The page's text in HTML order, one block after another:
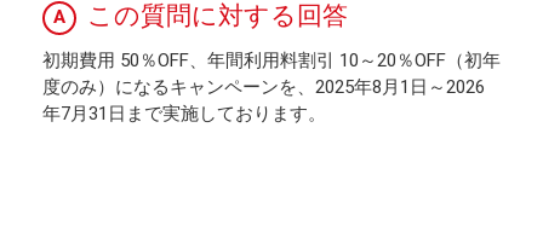
A この質問に対する回答
初期費用 50％OFF、年間利用料割引 10～20％OFF（初年
度のみ）になるキャンペーンを、2025年8月1日～2026
年7月31日まで実施しております。